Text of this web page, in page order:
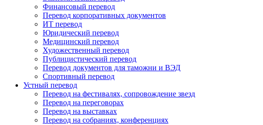
Финансовый перевод
Перевод корпоративных документов
ИТ перевод
Юридический перевод
Медицинский перевод
Художественный перевод
Публицистический перевод
Перевод документов для таможни и ВЭД
Спортивный перевод
Устный перевод
Перевод на фестивалях, сопровождение звезд
Перевод на переговорах
Перевод на выставках
Перевод на собраниях, конференциях